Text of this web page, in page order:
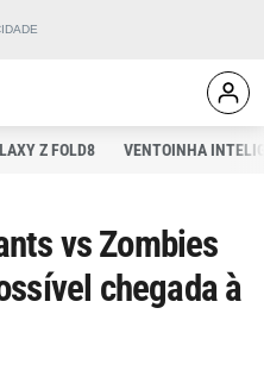
Z FOLD8 VENTOINHA
vs Zombies
chegada à